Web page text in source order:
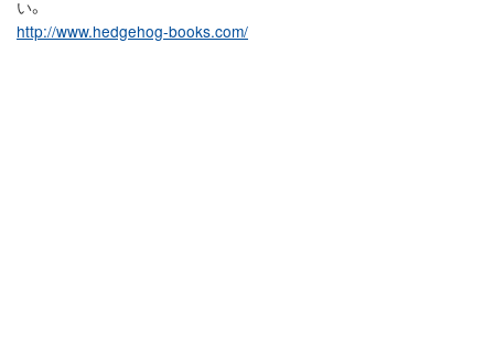
い。
http://www.hedgehog-books.com/